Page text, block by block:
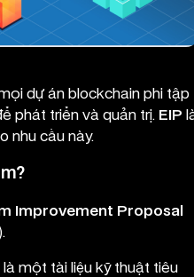
dự án blockchain phi tập
phát triển và quản trị. EIP
nhu cầu này.
Improvement Proposal
là một tài liệu kỹ thuật tiêu